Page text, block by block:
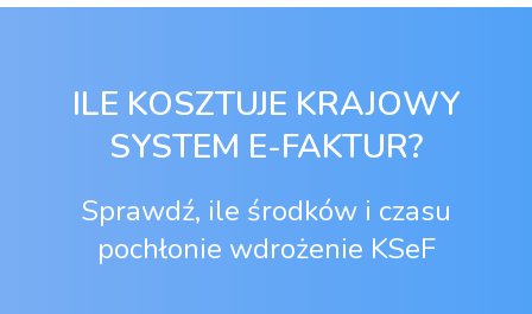
ILE KOSZTUJE KRAJOWY
SYSTEM E-FAKTUR?
Sprawdź, ile środków i czasu
pochłonie wdrożenie KSeF